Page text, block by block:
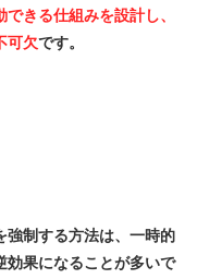
できる仕組みを設計し、
可欠です。
強制する方法は、一時的
効果になることが多いで